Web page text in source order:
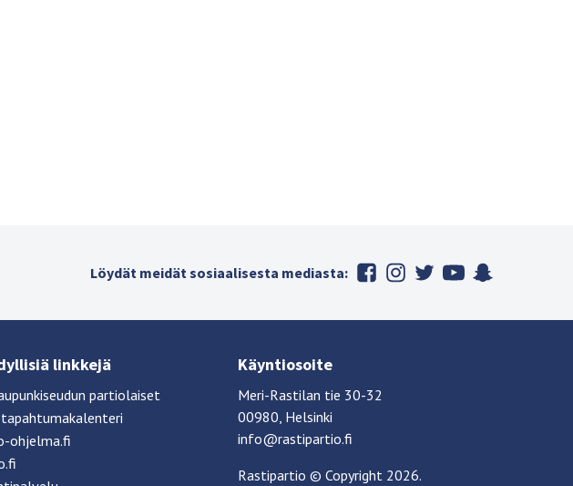
Löydät meidät sosiaalisesta mediasta:
linkkejä
partiolaiset
tapahtumakalenteri
ohjelma.fi
Käyntiosoite
Meri-Rastilan tie 30-32
00980, Helsinki
info@rastipartio.fi
Rastipartio© Copyright 2026.